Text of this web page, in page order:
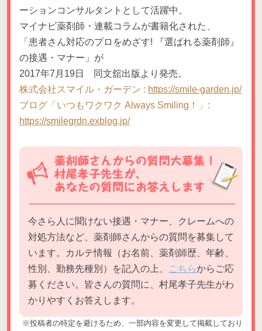
ーションコンサルタントとして活躍中。
マイナビ薬剤師・連載コラムが書籍化された、
「患者さん対応のプロをめざす! 『選ばれる薬剤師』
の接遇・マナー」が
2017年7月19日 同文舘出版より発売。
株式会社スマイル・ガーデン : https://smile-garden.jp/
ブログ「いつもワクワク Always Smiling！」:
https://smilegrdn.exblog.jp/
今さら人に聞けない接遇・マナー、クレームへの
対処方法など、薬剤師さんからの質問を募集して
います。カルテ情報（お名前、薬剤師歴、年齢、
性別、勤務先種別）を記入の上、
こちらからご応
募ください。皆さんの質問に、村尾孝子先生がわ
かりやすくお答えします。
※投稿者の特定を避けるため、一部内容を変更して掲載しており